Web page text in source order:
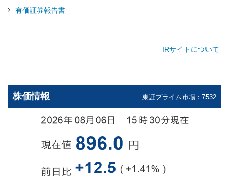
有価証券報告書
IRサイトについて
株価情報 東証プライム市場：7532